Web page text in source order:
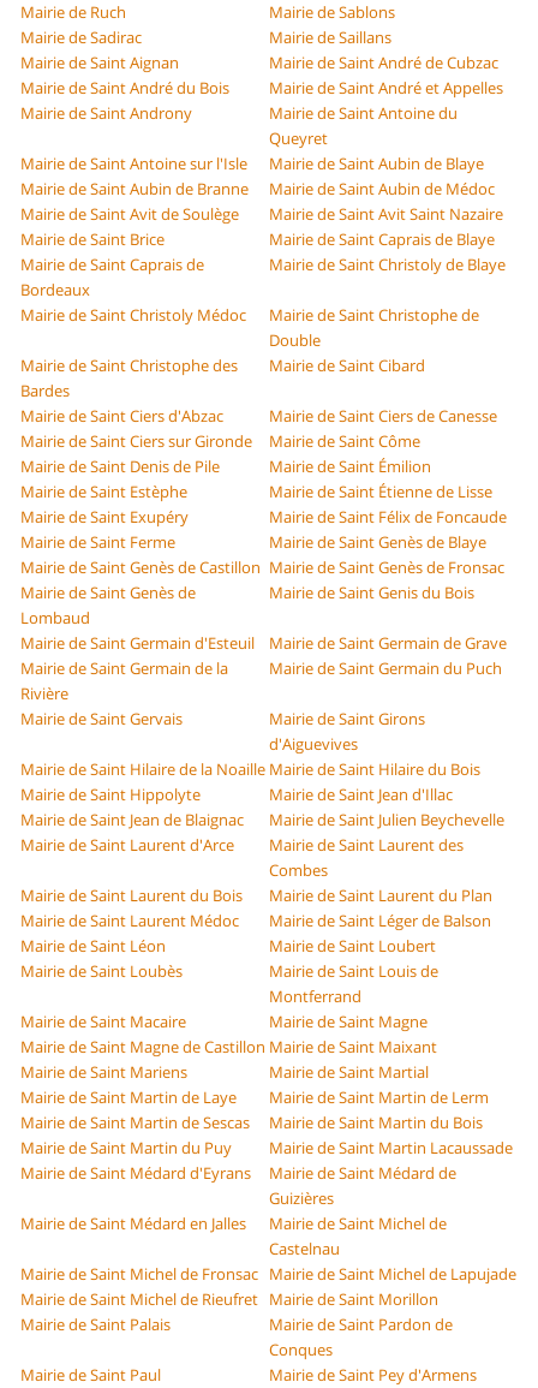
Mairie de Ruch
Mairie de Sablons
Mairie de Sadirac
Mairie de Saillans
Mairie de Saint Aignan
Mairie de Saint André de Cubzac
Mairie de Saint André du Bois
Mairie de Saint André et Appelles
Mairie de Saint Androny
Mairie de Saint Antoine du
Queyret
Mairie de Saint Antoine sur l'Isle
Mairie de Saint Aubin de Blaye
Mairie de Saint Aubin de Branne
Mairie de Saint Aubin de Médoc
Mairie de Saint Avit de Soulège
Mairie de Saint Avit Saint Nazaire
Mairie de Saint Brice
Mairie de Saint Caprais de Blaye
Mairie de Saint Caprais de
Bordeaux
Mairie de Saint Christoly de Blaye
Mairie de Saint Christoly Médoc
Mairie de Saint Christophe de
Double
Mairie de Saint Christophe des
Bardes
Mairie de Saint Cibard
Mairie de Saint Ciers d'Abzac
Mairie de Saint Ciers de Canesse
Mairie de Saint Ciers sur Gironde
Mairie de Saint Côme
Mairie de Saint Denis de Pile
Mairie de Saint Émilion
Mairie de Saint Estèphe
Mairie de Saint Étienne de Lisse
Mairie de Saint Exupéry
Mairie de Saint Félix de Foncaude
Mairie de Saint Ferme
Mairie de Saint Genès de Blaye
Mairie de Saint Genès de Castillon Mairie de Saint Genès de Fronsac
Mairie de Saint Genès de
Lombaud
Mairie de Saint Genis du Bois
Mairie de Saint Germain d'Esteuil
Mairie de Saint Germain de Grave
Mairie de Saint Germain de la
Rivière
Mairie de Saint Germain du Puch
Mairie de Saint Gervais
Mairie de Saint Girons
d'Aiguevives
Mairie de Saint Hilaire de la Noaille Mairie de Saint Hilaire du Bois
Mairie de Saint Hippolyte
Mairie de Saint Jean d'Illac
Mairie de Saint Jean de Blaignac
Mairie de Saint Julien Beychevelle
Mairie de Saint Laurent d'Arce
Mairie de Saint Laurent des
Combes
Mairie de Saint Laurent du Bois
Mairie de Saint Laurent du Plan
Mairie de Saint Laurent Médoc
Mairie de Saint Léger de Balson
Mairie de Saint Léon
Mairie de Saint Loubert
Mairie de Saint Loubès
Mairie de Saint Louis de
Montferrand
Mairie de Saint Macaire
Mairie de Saint Magne
Mairie de Saint Magne de Castillon Mairie de Saint Maixant
Mairie de Saint Mariens
Mairie de Saint Martial
Mairie de Saint Martin de Laye
Mairie de Saint Martin de Lerm
Mairie de Saint Martin de Sescas
Mairie de Saint Martin du Bois
Mairie de Saint Martin du Puy
Mairie de Saint Martin Lacaussade
Mairie de Saint Médard d'Eyrans
Mairie de Saint Médard de
Guizières
Mairie de Saint Médard en Jalles
Mairie de Saint Michel de
Castelnau
Mairie de Saint Michel de Fronsac Mairie de Saint Michel de Lapujade
Mairie de Saint Michel de Rieufret Mairie de Saint Morillon
Mairie de Saint Palais
Mairie de Saint Pardon de
Conques
Mairie de Saint Paul
Mairie de Saint Pey d'Armens